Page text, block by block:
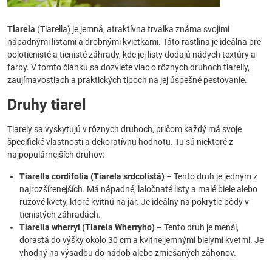
Tiarela (Tiarella) je jemná, atraktívna trvalka známa svojimi
nápadnými listami a drobnými kvietkami. Táto rastlina je ideálna pre
polotienisté a tienisté záhrady, kde jej listy dodajú nádych textúry a
farby. V tomto článku sa dozviete viac o rôznych druhoch tiarelly,
zaujímavostiach a praktických tipoch na jej úspešné pestovanie.
Druhy tiarel
Tiarely sa vyskytujú v rôznych druhoch, pričom každý má svoje
špecifické vlastnosti a dekoratívnu hodnotu. Tu sú niektoré z
najpopulárnejších druhov:
Tiarella cordifolia (Tiarela srdcolistá) – Tento druh je jedným z
najrozšírenejších. Má nápadné, laločnaté listy a malé biele alebo
ružové kvety, ktoré kvitnú na jar. Je ideálny na pokrytie pôdy v
tienistých záhradách.
Tiarella wherryi (Tiarela Wherryho) – Tento druh je menší,
dorastá do výšky okolo 30 cm a kvitne jemnými bielymi kvetmi. Je
vhodný na výsadbu do nádob alebo zmiešaných záhonov.